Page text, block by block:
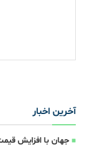
آخرین اخبار
جهان با افزایش